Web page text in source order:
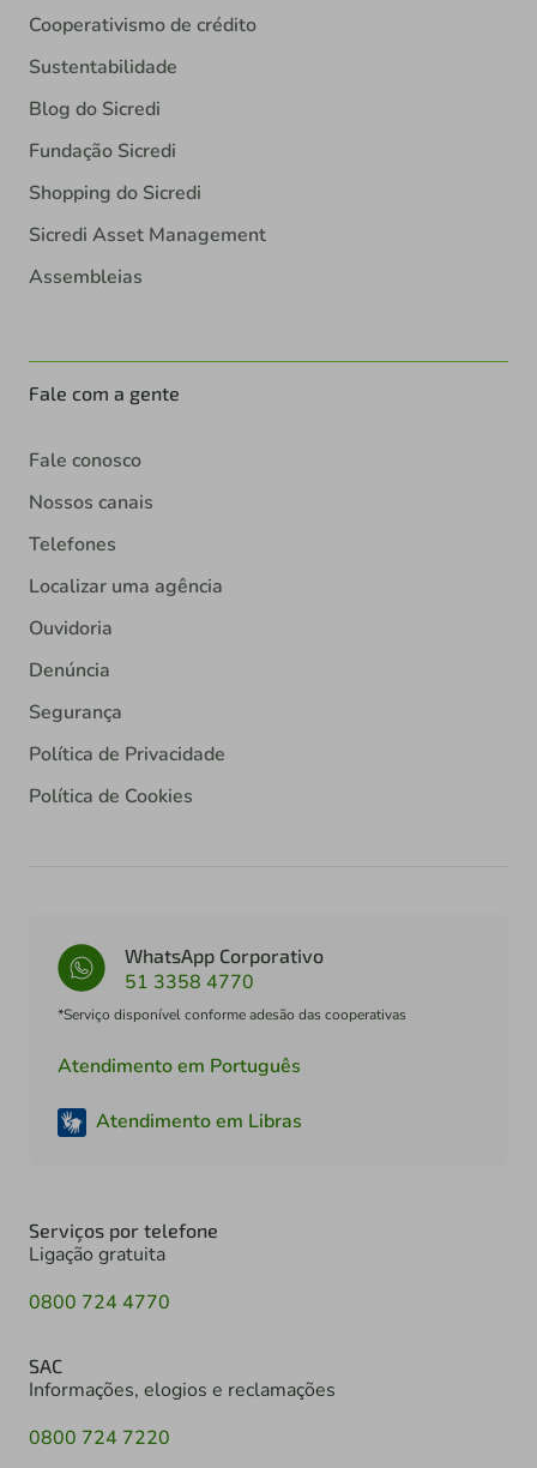
Cooperativismo de crédito
Sustentabilidade
Blog do Sicredi
Fundação Sicredi
Shopping do Sicredi
Sicredi Asset Management
Assembleias
Fale com a gente
Fale conosco
Nossos canais
Telefones
Localizar uma agência
Ouvidoria
Denúncia
Segurança
Política de Privacidade
Política de Cookies
WhatsApp Corporativo
51 3358 4770
*Serviço disponível conforme adesão das cooperativas
Atendimento em Português
Atendimento em Libras
Serviços por telefone
Ligação gratuita
0800 724 4770
SAC
Informações, elogios e reclamações
0800 724 7220